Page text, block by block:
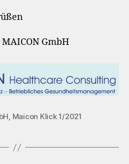
GmbH
, Maicon Klick 1/2021